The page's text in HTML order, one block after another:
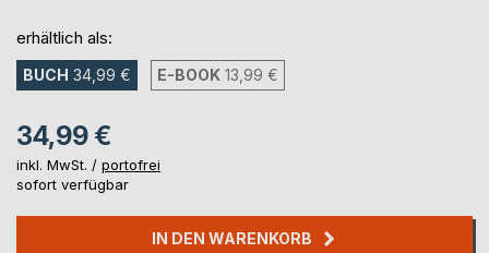
erhältlich als:
BUCH 34,99 € E-BOOK 13,99 €
34,99 €
inkl. MwSt. / portofrei
sofort verfügbar
IN DEN WARENKORB